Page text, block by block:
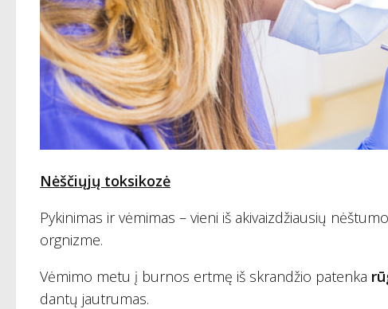
Nėščiųjų toksikozė
Pykinimas ir vėmimas – vieni iš akivaizdžiausių
orgnizme.
Vėmimo metu į burnos ertmę iš skrandžio patenka
dantų jautrumas.